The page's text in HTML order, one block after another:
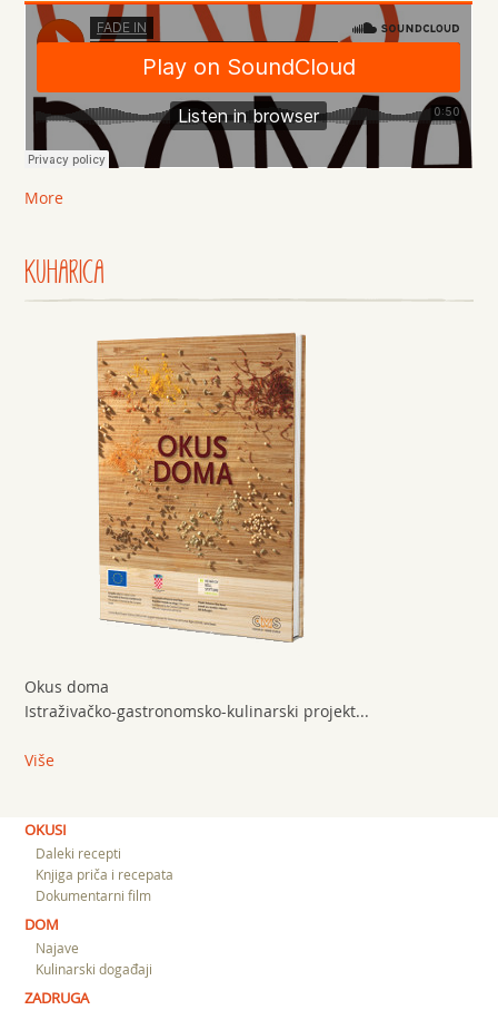
More
KUHARICA
Okus doma
Istraživačko-gastronomsko-kulinarski projekt...
Više
OKUSI
Daleki recepti
Knjiga priča i recepata
Dokumentarni film
DOM
Najave
Kulinarski događaji
ZADRUGA